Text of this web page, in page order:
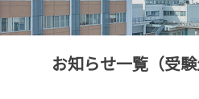
お知らせ一覧（受